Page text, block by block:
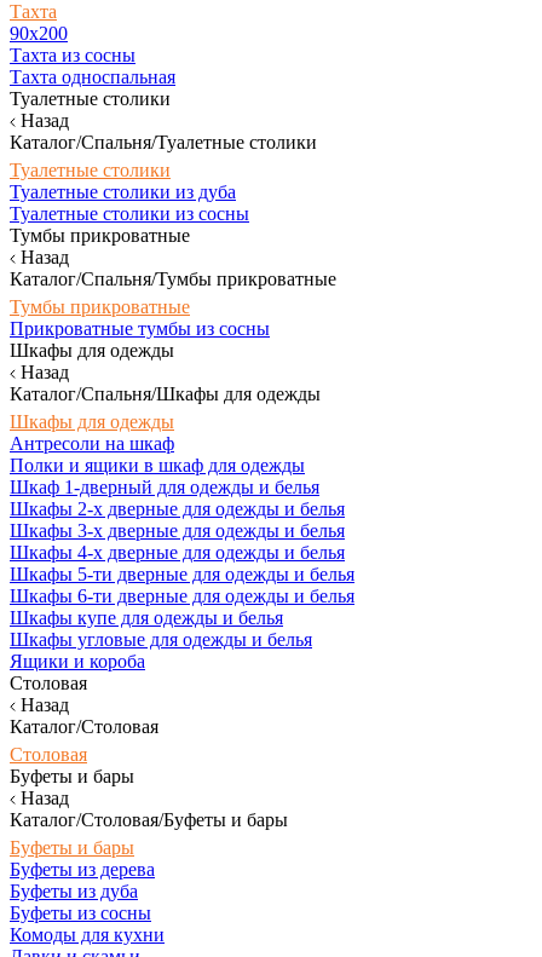
Тахта
90х200
Тахта из сосны
Тахта односпальная
Туалетные столики
Назад
Каталог/Спальня/Туалетные столики
Туалетные столики
Туалетные столики из дуба
Туалетные столики из сосны
Тумбы прикроватные
Назад
Каталог/Спальня/Тумбы прикроватные
Тумбы прикроватные
Прикроватные тумбы из сосны
Шкафы для одежды
Назад
Каталог/Спальня/Шкафы для одежды
Шкафы для одежды
Антресоли на шкаф
Полки и ящики в шкаф для одежды
Шкаф 1-дверный для одежды и белья
Шкафы 2-х дверные для одежды и белья
Шкафы 3-х дверные для одежды и белья
Шкафы 4-х дверные для одежды и белья
Шкафы 5-ти дверные для одежды и белья
Шкафы 6-ти дверные для одежды и белья
Шкафы купе для одежды и белья
Шкафы угловые для одежды и белья
Ящики и короба
Столовая
Назад
Каталог/Столовая
Столовая
Буфеты и бары
Назад
Каталог/Столовая/Буфеты и бары
Буфеты и бары
Буфеты из дерева
Буфеты из дуба
Буфеты из сосны
Комоды для кухни